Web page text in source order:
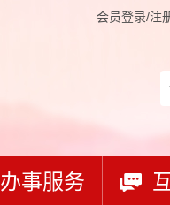
会员登录/注
办事服务